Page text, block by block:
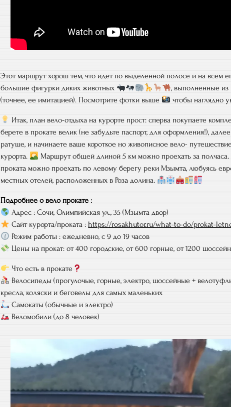
Этот маршрут хорош тем, что идет по выделенной полосе и на всем
большие фигурки диких животных
, выполненные из
(точнее, ее имитацией). Посмотрите фотки выше
чтобы наглядно
Итак, план вело-отдыха на курорте прост: сперва покупаете
берете в прокате велик (не забудьте паспорт, для оформления!),
ратуше, и начинаете ваше короткое но живописное вело-
курорта.
Маршрут общей длиной 5 км можно проехать за
проката можно проехать по левому берегу реки Мзымта, любуясь
местных отелей, расположенных в Роза долина.
Подробнее о вело прокате :
Адрес : Сочи, Олимпийская ул., 35 (Мзымта двор)
Сайт курорта/проката : https://rosakhutor.ru/what-to-do/prokat-
Режим работы : ежедневно, с 9 до 19 часов
Цены на прокат: от 400 городские, от 600 горные, от 1200
Что есть в прокате
Велосипеды (прогулочые, горные, электро, шоссейные +
кресла, коляски и беговелы для самых маленьких
Самокаты (обычные и электро)
Веломобили (до 8 человек)